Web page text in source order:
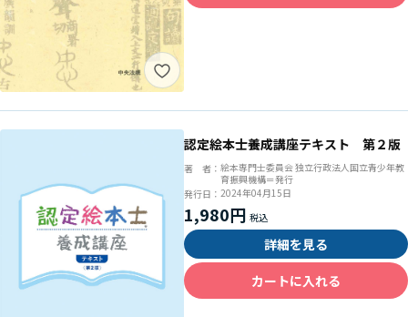
認定絵本士養成講座テキスト 第２版
著 者： 絵本専門士委員会 独立行政法人国立青少年教
育振興機構＝発行
発行日： 2024年04月15日
1,980円
詳細を見る
カートに入れる